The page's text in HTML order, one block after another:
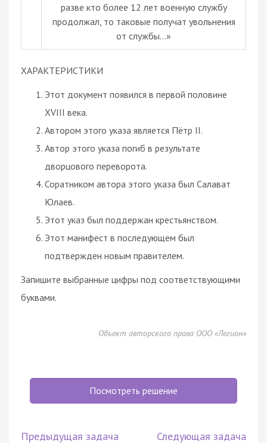
разве кто более 12 лет военную службу
продолжал, то таковые получат увольнения
от службы…»
ХАРАКТЕРИСТИКИ
Этот документ появился в первой половине
XVIII века.
Автором этого указа является Пётр II.
Автор этого указа погиб в результате
дворцового переворота.
Соратником автора этого указа был Салават
Юлаев.
Этот указ был поддержан крестьянством.
Этот манифест в последующем был
подтвержден новым правителем.
Запишите выбранные цифры под соответствующими
буквами.
Объект авторского права ООО «Легион»
Посмотреть решение
Предыдущая задача Следующая задача